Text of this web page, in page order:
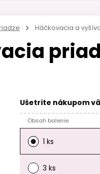
Háčkovacia a
Ušetrite nákupom
Obsah balenie
1 ks
3 ks